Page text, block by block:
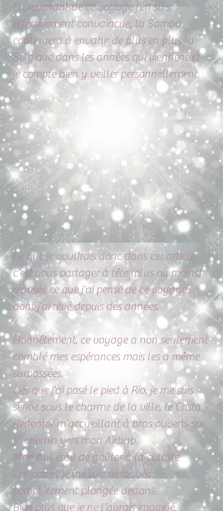
En revenant de ce voyage j’en suis
effectivement convaincue, la Samba
continuera à envahir de plus en plus la
Belgique dans les années qui viennent et
je compte bien y veiller personnellement.
Ce que je voudrais donc dans cet article,
c’est vous partager à tête (plus ou moins)
reposée ce que j’ai pensé de ce voyage
dont j’ai rêvé depuis des années.
Honnêtement, ce voyage a non seulement
comblé mes espérances mais les a même
surpassées.
Dés que j’ai posé le pied à Rio, je me suis
sentie sous le charme de la ville, le Cristo
Redentor m’accueillant à bras ouverts sur
le chemin vers mon Airbnb.
Mon but était de goûter à la culture
Carioca et je me suis retrouvée
complètement plongée dedans.
Bien plus que je ne l’aurais imaginé.